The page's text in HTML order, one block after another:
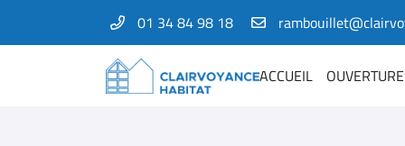
01 34 84 98 18
ACCUEIL
1 Bis rue Amelia Earhart
78125 Gazeran
01 34 84 98 18